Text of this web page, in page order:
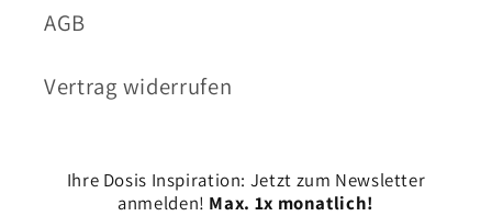
AGB
Vertrag widerrufen
Ihre Dosis Inspiration: Jetzt zum Newsletter
anmelden! Max. 1x monatlich!